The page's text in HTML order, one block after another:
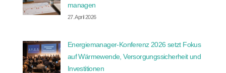
managen
27. April 2026
Energiemanager-Konferenz 2026 setzt Fokus
auf Wärmewende, Versorgungssicherheit und
Investitionen